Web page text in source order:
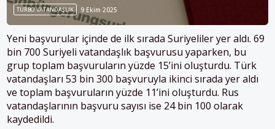
TURBO VATANDAŞLIK 9 Ekim 2025
Yeni başvurular içinde de ilk sırada Suriyeliler yer aldı. 69
bin 700 Suriyeli vatandaşlık başvurusu yaparken, bu
grup toplam başvuruların yüzde 15’ini oluşturdu. Türk
vatandaşları 53 bin 300 başvuruyla ikinci sırada yer aldı
ve toplam başvuruların yüzde 11’ini oluşturdu. Rus
vatandaşlarının başvuru sayısı ise 24 bin 100 olarak
kaydedildi.